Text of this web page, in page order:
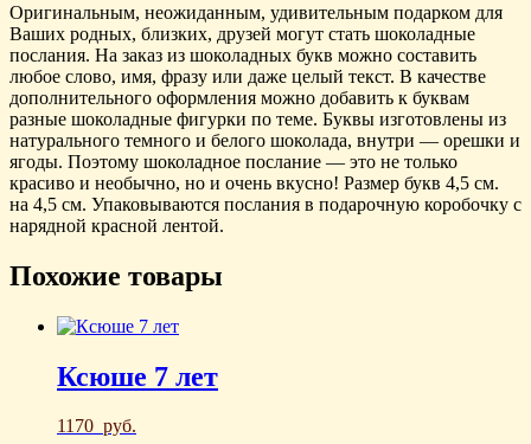
Оригинальным, неожиданным, удивительным подарком для
Ваших родных, близких, друзей могут стать шоколадные
послания. На заказ из шоколадных букв можно составить
любое слово, имя, фразу или даже целый текст. В качестве
дополнительного оформления можно добавить к буквам
разные шоколадные фигурки по теме. Буквы изготовлены из
натурального темного и белого шоколада, внутри — орешки и
ягоды. Поэтому шоколадное послание — это не только
красиво и необычно, но и очень вкусно! Размер букв 4,5 см.
на 4,5 см. Упаковываются послания в подарочную коробочку с
нарядной красной лентой.
Похожие товары
Ксюше 7 лет
1170 руб.